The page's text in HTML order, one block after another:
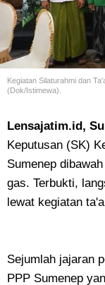
Kegiatan Silaturahmi dan
(Dok/Istimewa).
Lensajatim.id,
Keputusan (SK)
Sumenep
gas. Terbukti,
lewat kegiatan
Sejumlah jajaran
PPP Sumenep